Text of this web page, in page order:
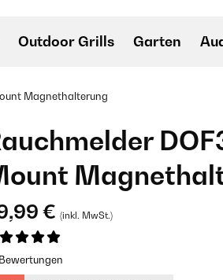
Outdoor Grills Garten
Magnethalterung
€ (inkl. MwSt.)